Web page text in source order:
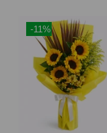
-11%